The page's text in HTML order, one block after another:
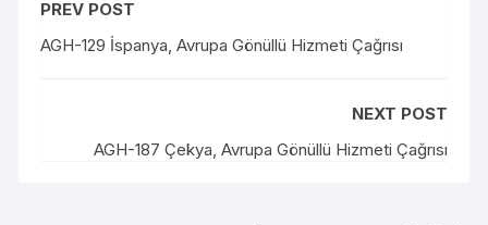
PREV POST
AGH-129 İspanya, Avrupa Gönüllü Hizmeti Çağrısı
NEXT POST
AGH-187 Çekya, Avrupa Gönüllü Hizmeti Çağrısı